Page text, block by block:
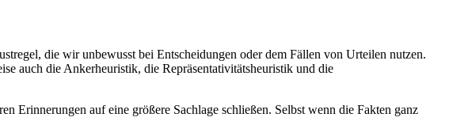
die wir unbewusst bei Entscheidungen oder dem Fällen von Urteilen nutzen.
auch die Ankerheuristik, die Repräsentativitätsheuristik und die
Erinnerungen auf eine größere Sachlage schließen. Selbst wenn die Fakten ganz